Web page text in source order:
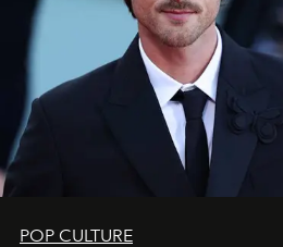
POP CULTURE